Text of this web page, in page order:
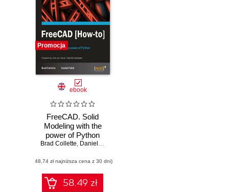
Promocja
ebook
FreeCAD. Solid
Modeling with the
power of Python
with this book and
Brad Collette, Daniel Falck
(48,74 zł najniższa cena z 30 dni)
58.49 zł